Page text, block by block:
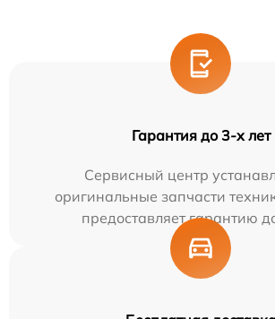
Гарантия до 3-х лет
Сервисный центр
оригинальные запчасти
предоставляет гарантию